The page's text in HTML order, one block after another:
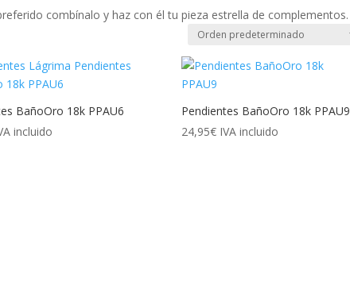
combínalo y haz con él tu pieza estrella de complementos.
BañoOro 18k PPAU6
incluido
Pendientes BañoOro 18k PPAU9
24,95€ IVA incluido